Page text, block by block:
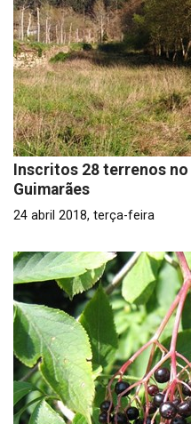
Inscritos 28 terrenos
Guimarães
24 abril 2018, terça-feira